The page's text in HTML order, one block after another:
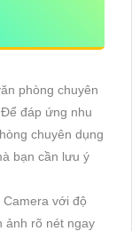
phòng chuyên
đáp ứng nhu
chuyên dụng
bạn cần lưu ý
với độ
ảnh rõ nét ngay